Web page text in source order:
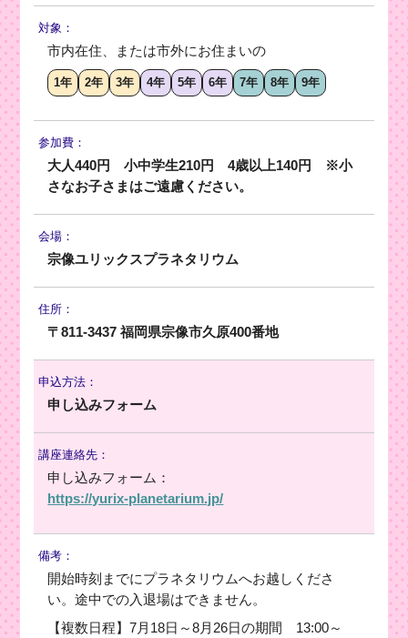
対象：
市内在住、または市外にお住まいの
1年 2年 3年 4年 5年 6年 7年 8年 9年
参加費：
大人440円 小中学生210円 4歳以上140円 ※小
さなお子さまはご遠慮ください。
会場：
宗像ユリックスプラネタリウム
住所：
〒811-3437 福岡県宗像市久原400番地
申込方法：
申し込みフォーム
講座連絡先：
申し込みフォーム：
https://yurix-planetarium.jp/
備考：
開始時刻までにプラネタリウムへお越しくださ
い。途中での入退場はできません。
【複数日程】7月18日～8月26日の期間 13:00～